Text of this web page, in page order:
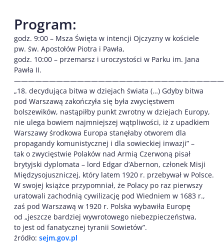
Program:
godz. 9:00 – Msza Święta w intencji Ojczyzny w kościele
pw. św. Apostołów Piotra i Pawła,
godz. 10:00 – przemarsz i uroczystości w Parku im. Jana
Pawła II.
„18. decydująca bitwa w dziejach świata (…) Gdyby bitwa
pod Warszawą zakończyła się była zwycięstwem
bolszewików, nastąpiłby punkt zwrotny w dziejach Europy,
nie ulega bowiem najmniejszej wątpliwości, iż z upadkiem
Warszawy środkowa Europa stanęłaby otworem dla
propagandy komunistycznej i dla sowieckiej inwazji” –
tak o zwycięstwie Polaków nad Armią Czerwoną pisał
brytyjski dyplomata – lord Edgar d’Abernon, członek Misji
Międzysojuszniczej, który latem 1920 r. przebywał w Polsce.
W swojej książce przypomniał, że Polacy po raz pierwszy
uratowali zachodnią cywilizację pod Wiedniem w 1683 r.,
zaś pod Warszawą w 1920 r. Polska wybawiła Europę
od „jeszcze bardziej wywrotowego niebezpieczeństwa,
to jest od fanatycznej tyranii Sowietów”.
źródło: sejm.gov.pl